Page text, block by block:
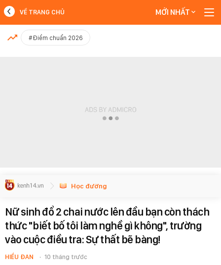
MỚI NHẤT
VỀ TRANG CHỦ MỚI NHẤT
#Điểm chuẩn 2026
Học đường
Nữ sinh đổ 2 chai nước lên đầu bạn còn thách
thức "biết bố tôi làm nghề gì không", trường
vào cuộc điều tra: Sự thất bẽ bàng!
HIỂU ĐAN 10 tháng trước